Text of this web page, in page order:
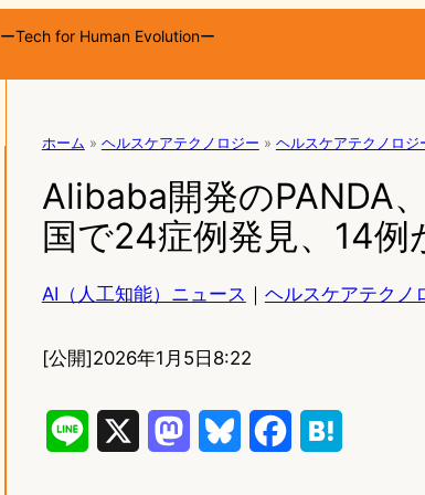
ーTech for Human Evolutionー
ホーム » ヘルスケアテクノロジー » ヘルスケアテクノロジ
Alibaba開発のPANDA
国で24症例発見、14例
AI（人工知能）ニュース ｜ ヘルスケアテクノ
[公開]2026年1月5日8:22